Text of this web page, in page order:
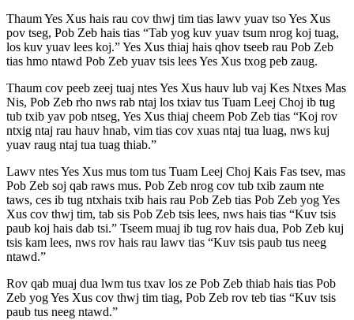
Thaum Yes Xus hais rau cov thwj tim tias lawv yuav tso Yes Xus
pov tseg, Pob Zeb hais tias “Tab yog kuv yuav tsum nrog koj tuag,
los kuv yuav lees koj.” Yes Xus thiaj hais qhov tseeb rau Pob Zeb
tias hmo ntawd Pob Zeb yuav tsis lees Yes Xus txog peb zaug.
Thaum cov peeb zeej tuaj ntes Yes Xus hauv lub vaj Kes Ntxes Mas
Nis, Pob Zeb rho nws rab ntaj los txiav tus Tuam Leej Choj ib tug
tub txib yav pob ntseg, Yes Xus thiaj cheem Pob Zeb tias “Koj rov
ntxig ntaj rau hauv hnab, vim tias cov xuas ntaj tua luag, nws kuj
yuav raug ntaj tua tuag thiab.”
Lawv ntes Yes Xus mus tom tus Tuam Leej Choj Kais Fas tsev, mas
Pob Zeb soj qab raws mus. Pob Zeb nrog cov tub txib zaum nte
taws, ces ib tug ntxhais txib hais rau Pob Zeb tias Pob Zeb yog Yes
Xus cov thwj tim, tab sis Pob Zeb tsis lees, nws hais tias “Kuv tsis
paub koj hais dab tsi.” Tseem muaj ib tug rov hais dua, Pob Zeb kuj
tsis kam lees, nws rov hais rau lawv tias “Kuv tsis paub tus neeg
ntawd.”
Rov qab muaj dua lwm tus txav los ze Pob Zeb thiab hais tias Pob
Zeb yog Yes Xus cov thwj tim tiag, Pob Zeb rov teb tias “Kuv tsis
paub tus neeg ntawd.”